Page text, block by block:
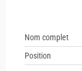
Nom complet
Position